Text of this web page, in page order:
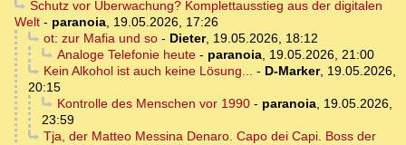
Schutz vor Überwachung? Komplettausstieg aus der digitalen
Welt - paranoia, 19.05.2026, 17:26
ot: zur Mafia und so- Dieter, 19.05.2026, 18:12
Analoge Telefonie heute- paranoia, 19.05.2026, 21:00
Kein Alkohol ist auch keine Lösung... - D-Marker, 19.05.2026,
20:15
Kontrolle des Menschen vor 1990- paranoia, 19.05.2026,
23:59
Tja, der Matteo Messina Denaro. Capo dei Capi. Boss der